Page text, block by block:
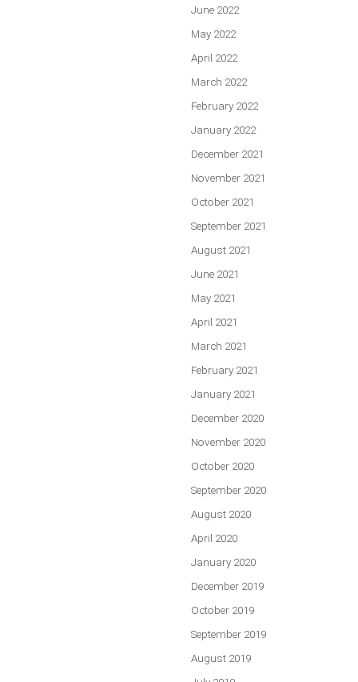
June 2022
May 2022
April 2022
March 2022
February 2022
January 2022
December 2021
November 2021
October 2021
September 2021
August 2021
June 2021
May 2021
April 2021
March 2021
February 2021
January 2021
December 2020
November 2020
October 2020
September 2020
August 2020
April 2020
January 2020
December 2019
October 2019
September 2019
August 2019